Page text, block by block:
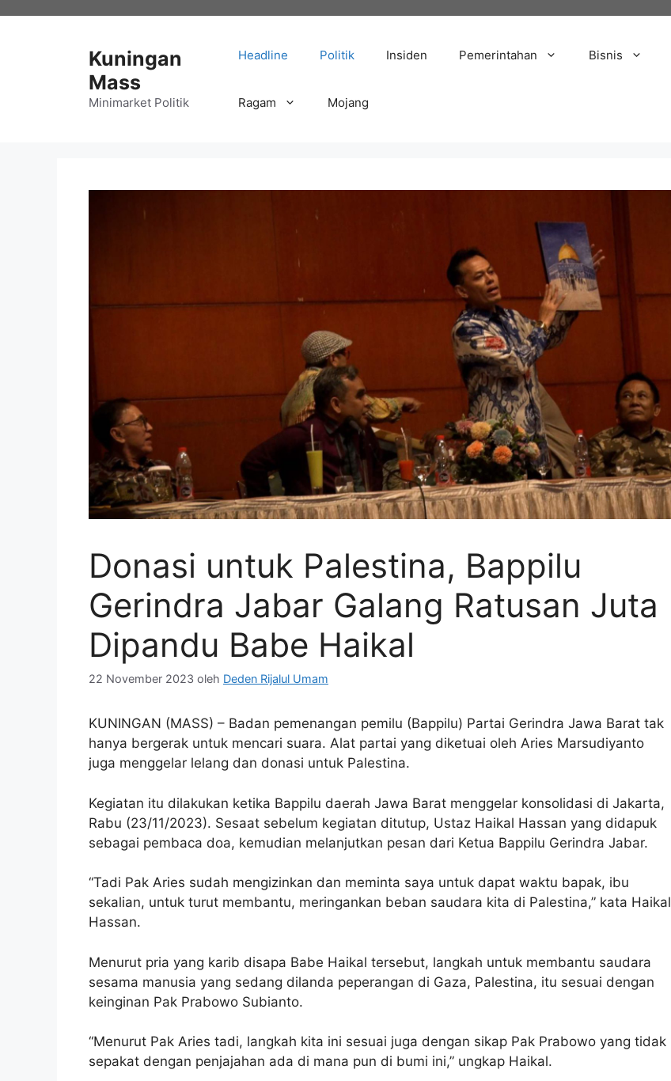
Kuningan
Mass
Minimarket Politik
Headline Politik Insiden Pemerintahan Bisnis
Ragam Mojang
Donasi untuk Palestina, Bappilu
Gerindra Jabar Galang Ratusan Juta
Dipandu Babe Haikal
22 November 2023 oleh Deden Rijalul Umam
KUNINGAN (MASS) – Badan pemenangan pemilu (Bappilu) Partai Gerindra Jawa Barat tak
hanya bergerak untuk mencari suara. Alat partai yang diketuai oleh Aries Marsudiyanto
juga menggelar lelang dan donasi untuk Palestina.
Kegiatan itu dilakukan ketika Bappilu daerah Jawa Barat menggelar konsolidasi di Jakarta,
Rabu (23/11/2023). Sesaat sebelum kegiatan ditutup, Ustaz Haikal Hassan yang didapuk
sebagai pembaca doa, kemudian melanjutkan pesan dari Ketua Bappilu Gerindra Jabar.
“Tadi Pak Aries sudah mengizinkan dan meminta saya untuk dapat waktu bapak, ibu
sekalian, untuk turut membantu, meringankan beban saudara kita di Palestina,” kata Haikal
Hassan.
Menurut pria yang karib disapa Babe Haikal tersebut, langkah untuk membantu saudara
sesama manusia yang sedang dilanda peperangan di Gaza, Palestina, itu sesuai dengan
keinginan Pak Prabowo Subianto.
“Menurut Pak Aries tadi, langkah kita ini sesuai juga dengan sikap Pak Prabowo yang tidak
sepakat dengan penjajahan ada di mana pun di bumi ini,” ungkap Haikal.